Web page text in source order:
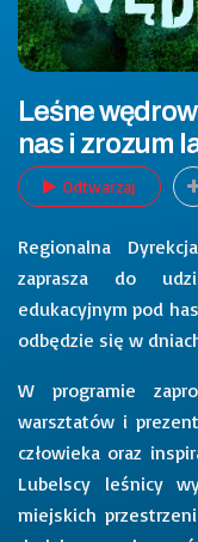
Leśne
nas i zrozum
Odtwarzaj
Regionalna
zaprasza do
edukacyjnym pod
odbędzie się w
W programie
warsztatów i
człowieka oraz
Lubelscy leśnicy
miejskich